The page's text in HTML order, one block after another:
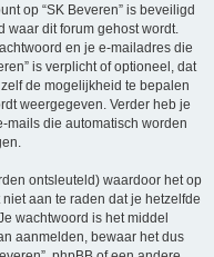
op “SK Beveren” is beveiligd
waar dit forum gehost wordt.
en je e-mailadres die
is verplicht of optioneel, dat
de mogelijkheid te bepalen
weergegeven. Verder heb je
mails die automatisch worden
ontsleuteld) waardoor het op
aan te raden dat je hetzelfde
wachtwoord is het middel
aanmelden, bewaar het dus